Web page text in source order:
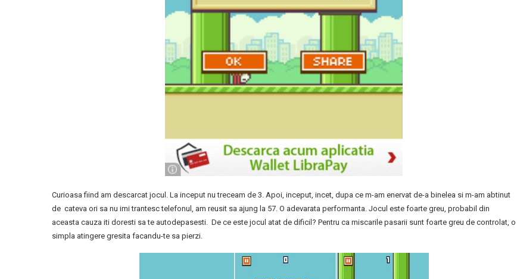
Curioasa fiind am descarcat jocul. La inceput nu treceam de 3. Apoi, inceput, incet, dupa ce m-am enervat de-a binelea si m-am abtinut
de cateva ori sa nu imi trantesc telefonul, am reusit sa ajung la 57. O adevarata performanta. Jocul este foarte greu, probabil din
aceasta cauza iti doresti sa te autodepasesti. De ce este jocul atat de dificil? Pentru ca miscarile pasarii sunt foarte greu de controlat, o
simpla atingere gresita facandu-te sa pierzi.